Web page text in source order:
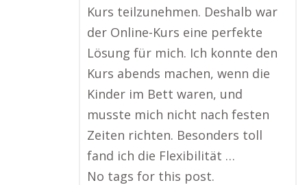
Kurs teilzunehmen. Deshalb war
der Online-Kurs eine perfekte
Lösung für mich. Ich konnte den
Kurs abends machen, wenn die
Kinder im Bett waren, und
musste mich nicht nach festen
Zeiten richten. Besonders toll
fand ich die Flexibilität …
No tags for this post.